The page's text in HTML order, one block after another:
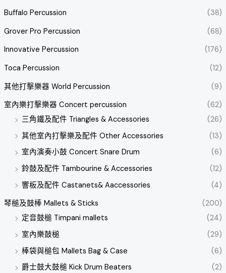
Buffalo Percussion
(38)
Grover Pro Percussion
(68)
Innovative Percussion
(176)
Toca Percussion
(12)
其他打擊樂器 World Percussion
(9)
室內樂打擊樂器 Concert percussion
(62)
三角鐵及配件 Triangles & Accessories
(26)
其他室內打擊樂及配件 Other Accessories
(13)
室內演奏小鼓 Concert Snare Drum
(6)
鈴鼓及配件 Tambourine & Accessories
(12)
響板及配件 Castanets& Aaccessories
(4)
琴槌及鼓棒 Mallets & Sticks
(200)
定音鼓槌 Timpani mallets
(24)
室內樂鼓槌
(29)
棒袋與槌包 Mallets Bag & Case
(6)
爵士鼓大鼓槌 Kick Drum Beaters
(2)